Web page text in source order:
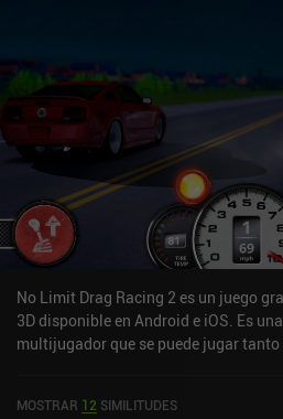
No Limit Drag Racing 2 es un juego
3D disponible en Android e iOS. Es
multijugador que se puede jugar
y de 4,4 sobre 5,0 en la App Store de
MOSTRAR 12 SIMILITUDES